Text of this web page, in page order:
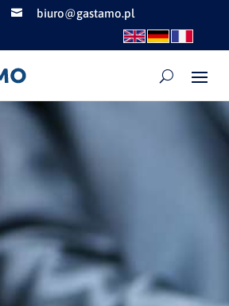
 biuro@gastamo.pl